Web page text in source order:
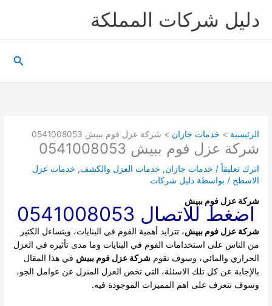
دليل شركات المملكة
الرئيسية خدمات جازان شركة عزل فوم ببيش 0541008053
شركة عزل فوم ببيش 0541008053
اترك تعليقاً / خدمات جازان, خدمات العزل والكشف, خدمات عزل
الاسطح / بواسطة دليل شركات
شركة عزل فوم ببيش
اضغط للاتصال 0541008053
شركة عزل فوم ببيش، تتزايد أهمية الفوم في البنايات، ويتساءل الكثير
من الناس على استخدامات الفوم في البنايات وما مدى تأثيره في العزل
الحراري والمائي، وسوف تقومشركة عزل فوم ببيش في هذا المقال
بالإجابة عن كل تلك الاسئلة، التي تخص العزل المنزل عن عوامل الجو،
وسوف نتعرف على اهم المميزات الموجودة فيه.